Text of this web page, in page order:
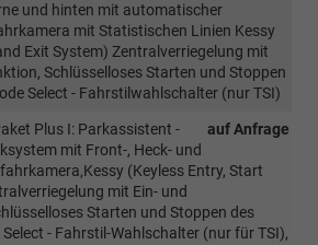
und hinten mit automatischer
mit Statistischen Linien Kessy
Exit System) Zentralverriegelung mit
Schlüsselloses Starten und Stoppen
Select - Fahrstilwahlschalter (nur TSI)
auf Anfrage
Plus I: Parkassistent -
mit Front-, Heck- und
(Keyless Entry, Start
mit Ein- und
Starten und Stoppen des
- Fahrstil-Wahlschalter (nur für TSI),